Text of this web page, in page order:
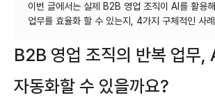
이번 글에서는 실제 B2B 영업 조직이 AI를 활용
B2B 영업 조직의 반복 업무,
자동화할 수 있을까요?